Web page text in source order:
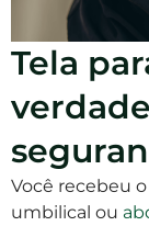
Tela
Você recebeu
umbilical ou